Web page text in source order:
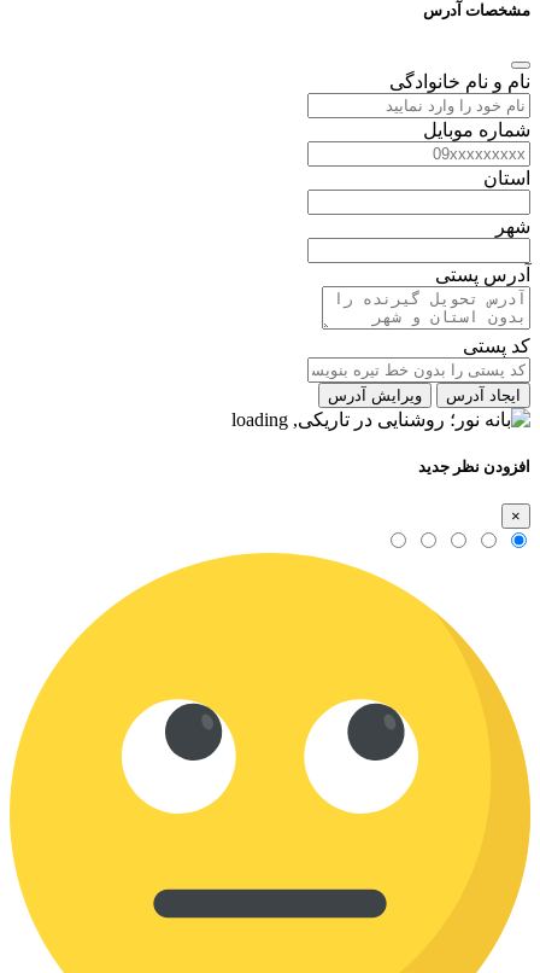
مشخصات آدرس
نام و نام خانوادگی
شماره موبایل
استان
شهر
آدرس پستی
کد پستی
ایجاد آدرس ویرایش آدرس
افزودن نظر جدید
×